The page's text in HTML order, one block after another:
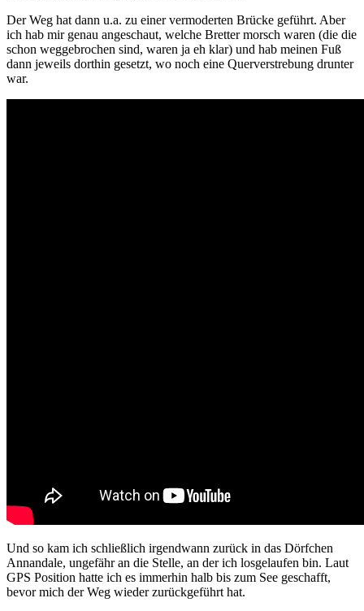
Der Weg hat dann u.a. zu einer vermoderten Brücke geführt. Aber
ich hab mir genau angeschaut, welche Bretter morsch waren (die die
schon weggebrochen sind, waren ja eh klar) und hab meinen Fuß
dann jeweils dorthin gesetzt, wo noch eine Querverstrebung drunter
war.
Und so kam ich schließlich irgendwann zurück in das Dörfchen
Annandale, ungefähr an die Stelle, an der ich losgelaufen bin. Laut
GPS Position hatte ich es immerhin halb bis zum See geschafft,
bevor mich der Weg wieder zurückgeführt hat.